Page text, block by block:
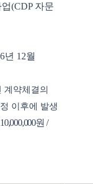
(CDP 자문
년 12월
계약체결의
이후에 발생
원 /